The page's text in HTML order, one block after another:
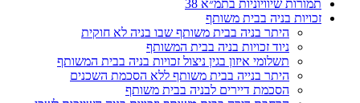
תמורות שיוויוניות בתמ״א 38
זכויות בניה בבית משותף
היתר בניה בבית משותף שבו בניה לא חוקית
ניוד זכויות בניה בבית המשותף
תשלומי איזון בגין ניצול זכויות בניה בבית המשותף
היתר בנייה בבית משותף ללא הסכמת השכנים
הסכמת דיירים לבניה בבית משותף